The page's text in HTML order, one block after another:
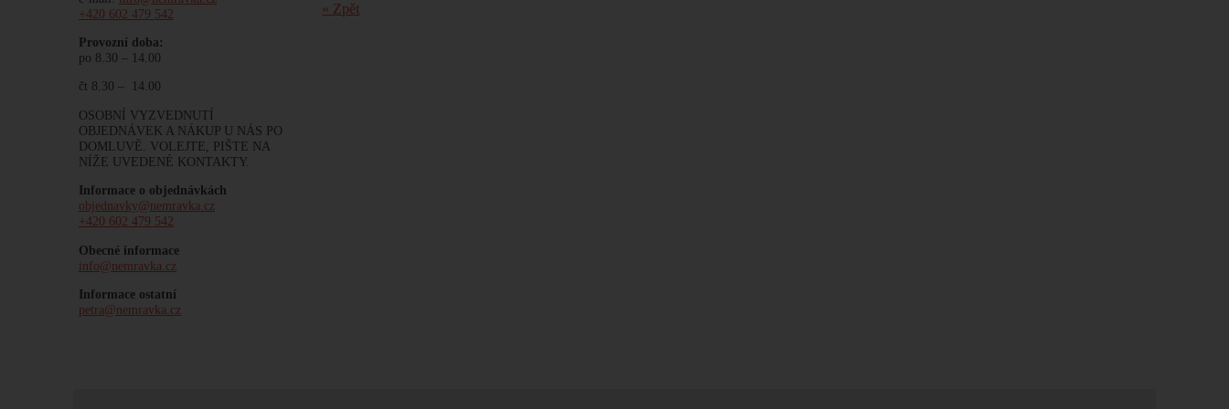
+420 602 479 542
Provozní doba:
po 8.30 – 14.00
čt 8.30 – 14.00
OSOBNÍ VYZVEDNUTÍ
OBJEDNÁVEK A NÁKUP U NÁS PO
DOMLUVĚ. VOLEJTE, PIŠTE NA
NÍŽE UVEDENÉ KONTAKTY.
Informace o objednávkách
objednavky@nemravka.cz
+420 602 479 542
Obecné informace
info@nemravka.cz
Informace ostatní
petra@nemravka.cz
« Zpět